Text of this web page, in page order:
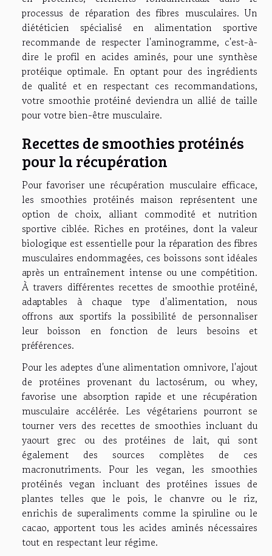
processus de réparation des fibres musculaires. Un
diététicien spécialisé en alimentation sportive
recommande de respecter l'aminogramme, c'est-à-
dire le profil en acides aminés, pour une synthèse
protéique optimale. En optant pour des ingrédients
de qualité et en respectant ces recommandations,
votre smoothie protéiné deviendra un allié de taille
pour votre bien-être musculaire.
Recettes de smoothies protéinés
pour la récupération
Pour favoriser une récupération musculaire efficace,
les smoothies protéinés maison représentent une
option de choix, alliant commodité et nutrition
sportive ciblée. Riches en protéines, dont la valeur
biologique est essentielle pour la réparation des fibres
musculaires endommagées, ces boissons sont idéales
après un entraînement intense ou une compétition.
À travers différentes recettes de smoothie protéiné,
adaptables à chaque type d'alimentation, nous
offrons aux sportifs la possibilité de personnaliser
leur boisson en fonction de leurs besoins et
préférences.
Pour les adeptes d'une alimentation omnivore, l'ajout
de protéines provenant du lactosérum, ou whey,
favorise une absorption rapide et une récupération
musculaire accélérée. Les végétariens pourront se
tourner vers des recettes de smoothies incluant du
yaourt grec ou des protéines de lait, qui sont
également des sources complètes de ces
macronutriments. Pour les vegan, les smoothies
protéinés vegan incluant des protéines issues de
plantes telles que le pois, le chanvre ou le riz,
enrichis de superaliments comme la spiruline ou le
cacao, apportent tous les acides aminés nécessaires
tout en respectant leur régime.